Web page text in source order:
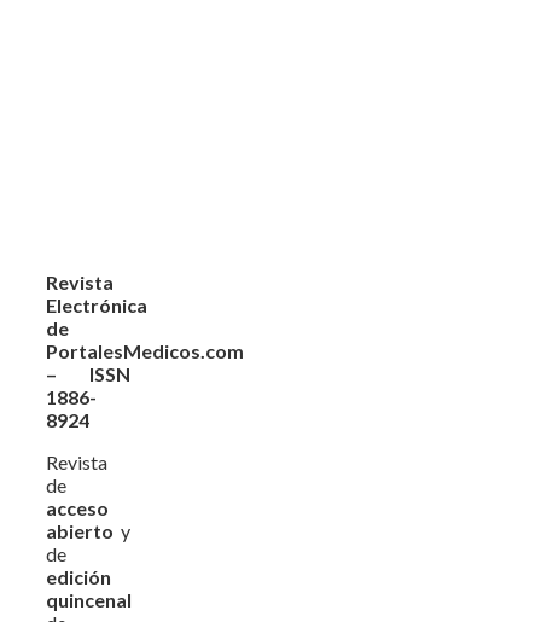
Revista
Electrónica
de
PortalesMedicos.com
– ISSN
1886-
8924
Revista
de
acceso
abierto y
de
edición
quincenal